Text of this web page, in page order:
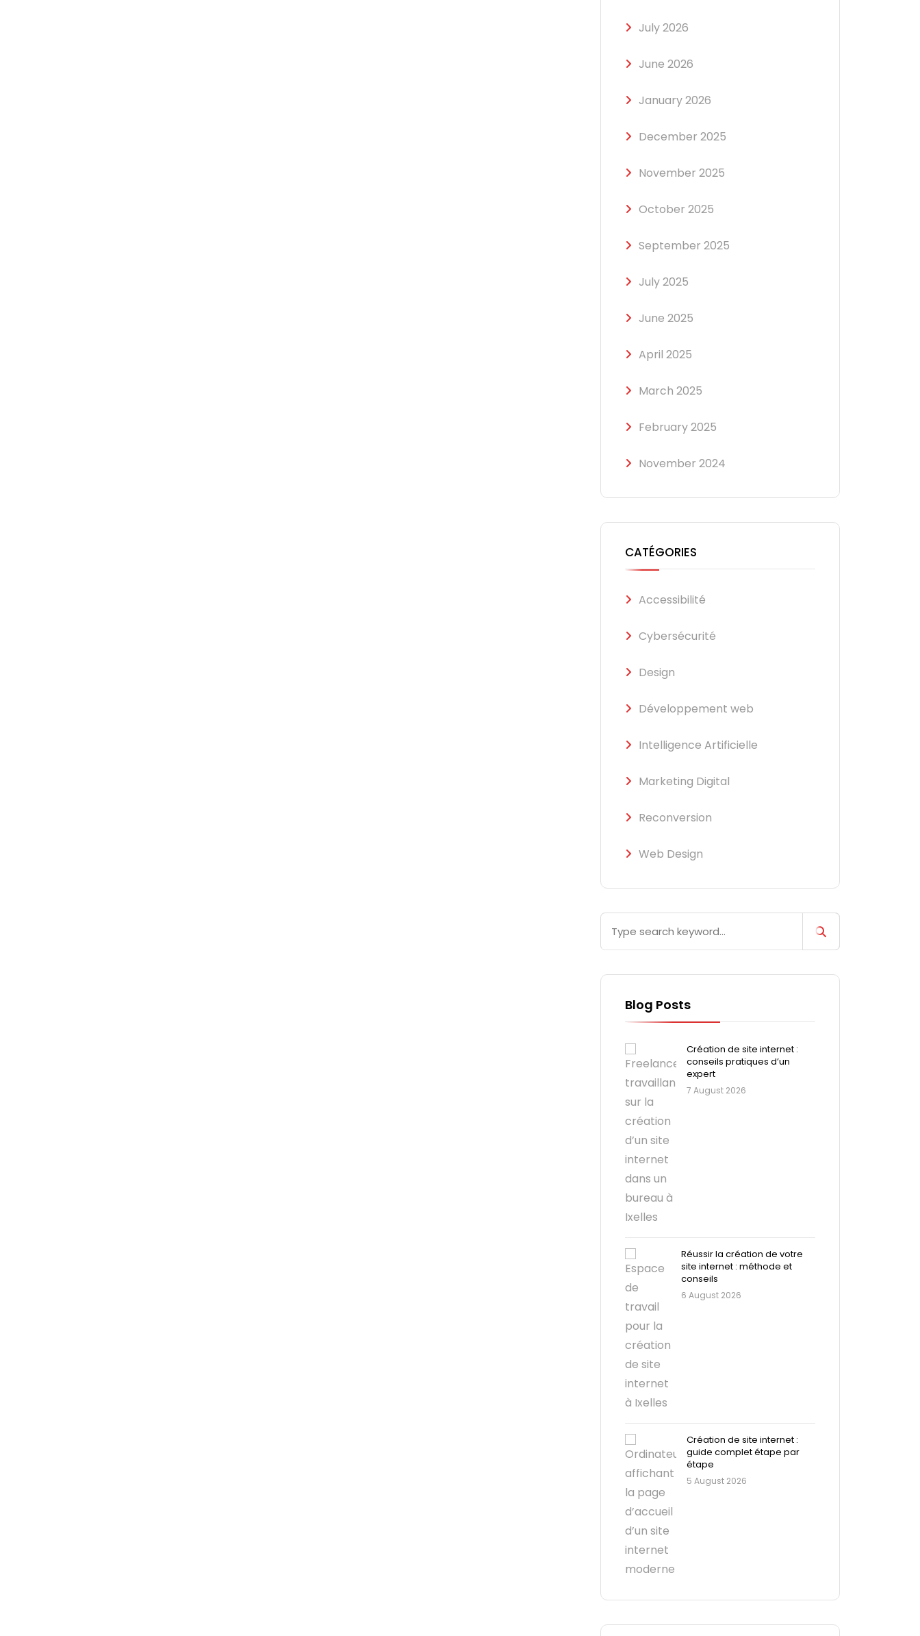
July 2026
June 2026
January 2026
December 2025
November 2025
October 2025
September 2025
July 2025
June 2025
April 2025
March 2025
February 2025
November 2024
CATÉGORIES
Accessibilité
Cybersécurité
Design
Développement web
Intelligence Artificielle
Marketing Digital
Reconversion
Web Design
Blog Posts
Création de site internet :
conseils pratiques d’un
expert
7 August 2026
Réussir la création de votre
site internet : méthode et
conseils
6 August 2026
Création de site internet :
guide complet étape par
étape
5 August 2026